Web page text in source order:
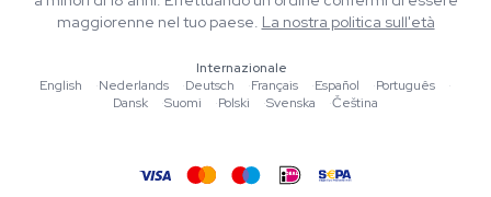
Informativa sulla privacy
Scrittori
Strumenti e Calcolatori
maggiorenne nel tuo paese. La nostra politica sull'età
Internazionale
English
·Nederlands ·Deutsch ·Français ·Español ·Português
·
Dansk
·Suomi ·Polski ·Svenska ·Čeština